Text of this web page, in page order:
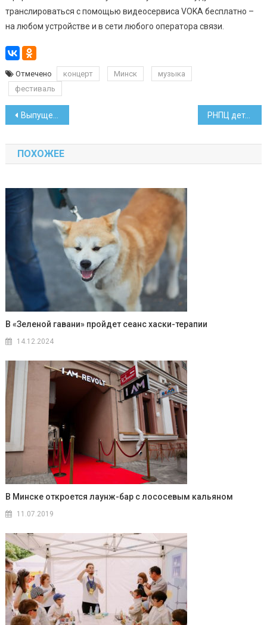
транслироваться с помощью видеосервиса VOKA бесплатно –
на любом устройстве и в сети любого оператора связи.
Отмечено концерт Минск
музыка
фестиваль
Навигация
по
записям
Выпущена банковская карта для болельщиков БАТЭ РНПЦ детской хирургии подарили аппараты для лечения желтухи
ПОХОЖЕЕ
В «Зеленой гавани» пройдет сеанс хаски-терапии
14.12.2024
В Минске откроется лаунж-бар с лососевым кальяном
11.07.2019